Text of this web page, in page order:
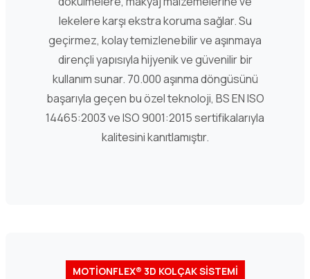
lekelere karşı ekstra koruma sağlar. Su
geçirmez, kolay temizlenebilir ve aşınmaya
dirençli yapısıyla hijyenik ve güvenilir bir
kullanım sunar. 70.000 aşınma döngüsünü
başarıyla geçen bu özel teknoloji, BS EN ISO
14465:2003 ve ISO 9001:2015 sertifikalarıyla
kalitesini kanıtlamıştır.
MOTİONFLEX® 3D KOLÇAK SİSTEMİ